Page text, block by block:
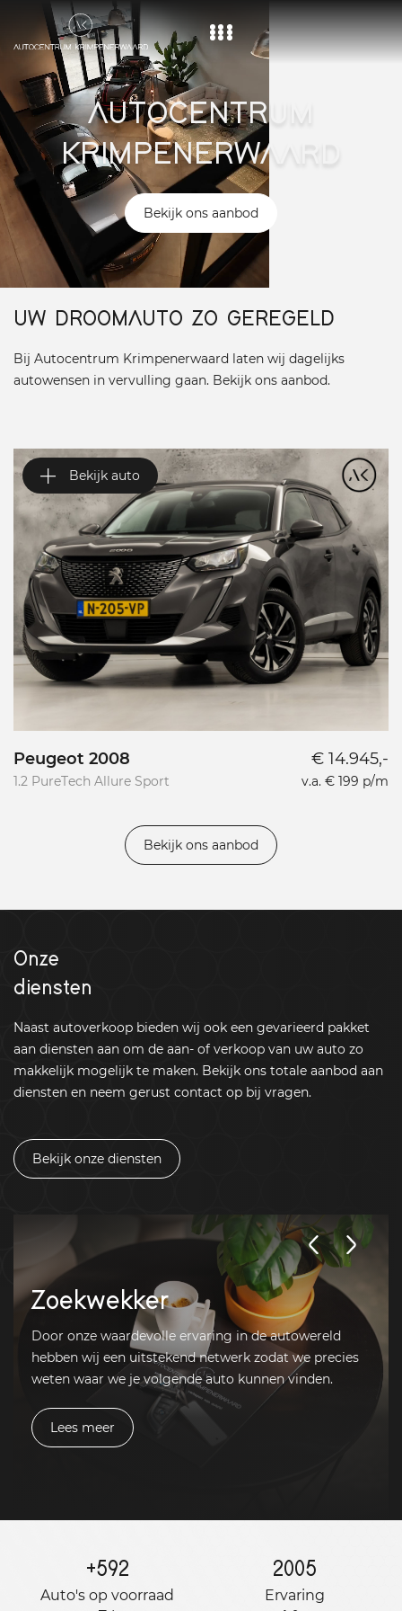
Home
Aanbod
Diensten
Over ons
Vacature
Contact
AUTOCENTRUM
KRIMPENERWAARD
Bekijk ons aanbod
UW DROOMAUTO ZO GEREGELD
Bij Autocentrum Krimpenerwaard laten wij dagelijks
autowensen in vervulling gaan. Bekijk ons aanbod.
Bekijk auto
Peugeot 2008
1.2 PureTech Allure Sport
€ 14.945,-
v.a. € 199 p/m
Bekijk ons aanbod
Onze
diensten
Naast autoverkoop bieden wij ook een gevarieerd pakket
aan diensten aan om de aan- of verkoop van uw auto zo
makkelijk mogelijk te maken. Bekijk ons totale aanbod aan
diensten en neem gerust contact op bij vragen.
Bekijk onze diensten
Zoekwekker
Door onze waardevolle ervaring in de autowereld
hebben wij een uitstekend netwerk zodat we precies
weten waar we je volgende auto kunnen vinden.
Lees meer
+592
Auto's op voorraad
2005
Ervaring